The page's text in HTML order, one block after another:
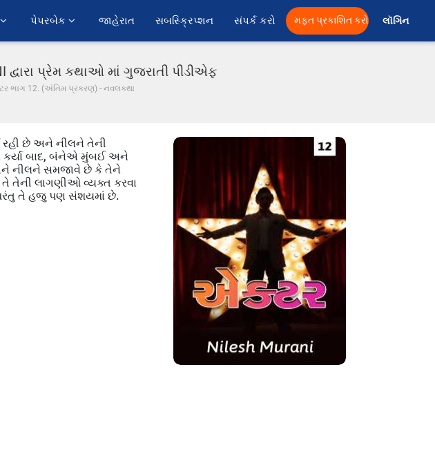
પેપરબેક જાહેરાત સબસ્ક્રિપ્શન સંપર્ક કરો મફત પ્રકાશિત કરો લૉગિન
પ્રેમ કથાઓ માં ગુજરાતી પીડીએફ
ભાગ 12. (અંતિમ પ્રકરણ) - નવલકથા
રહી છે અને નીલને તેની
કર્યા બાદ, બંનેએ મુંબઈ અને
અને નીલને સમજાવે છે કે તેને
તેની લાગણીઓ વ્યક્ત કરવા
પરંતુ તે હજુ પણ સંશયમાં છે.